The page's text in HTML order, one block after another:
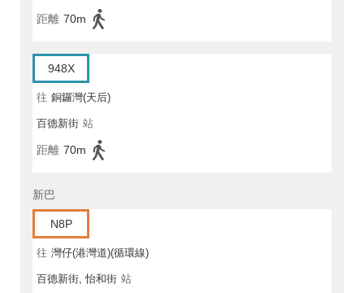
距離 70m
948X
往 銅鑼灣(天后)
百德新街 站
距離 70m
新巴
N8P
往 灣仔(港灣道)(循環線)
百德新街, 怡和街 站